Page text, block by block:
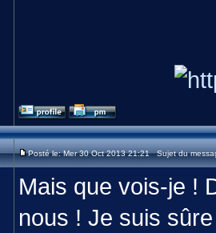
Posté le: Mer 30 Oct 2013 21:21 Sujet du
Mais que vois-je !
nous ! Je suis